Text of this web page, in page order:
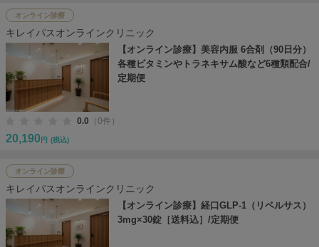
オンライン診療
キレイパスオンラインクリニック
【オンライン診療】美容内服 6合剤（90日分）
各種ビタミンやトラネキサム酸など6種類配合/
定期便
0.0 （0件）
20,190 円 (税込)
オンライン診療
キレイパスオンラインクリニック
【オンライン診療】経口GLP-1（リベルサス）
3mg×30錠［送料込］/定期便